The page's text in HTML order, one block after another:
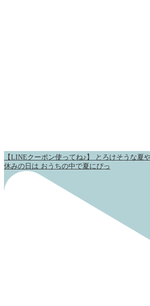
【LINEクーポン使ってね♪】 とろけそうな夏
休みの日は おうちの中で夏にぴっ